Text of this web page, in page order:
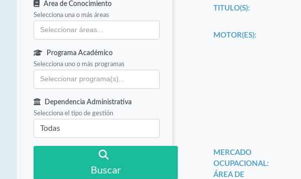
Área de Conocimiento
Selecciona una o más áreas
Programa Académico
Selecciona uno o más programas
Dependencia Administrativa
Selecciona el tipo de gestión
Buscar
TITULO(S):
MOTOR(ES):
MERCADO
OCUPACIONAL:
ÁREA DE